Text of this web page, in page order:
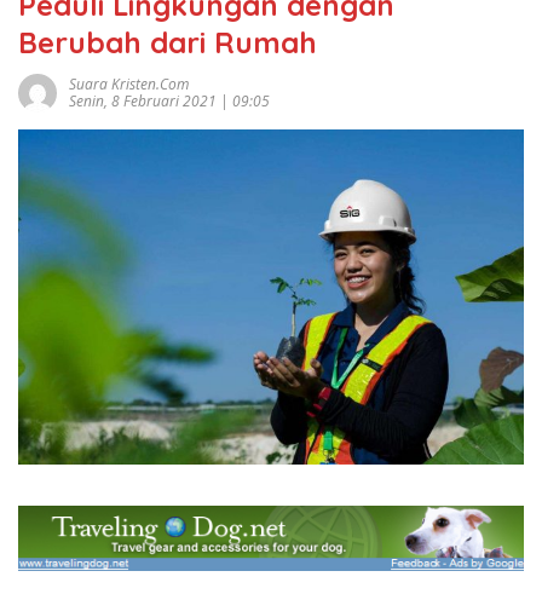
Berubah dari Rumah
Suara Kristen.com
Senin, 8 Februari 2021 | 09:05